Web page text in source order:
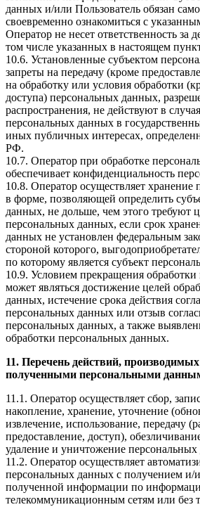
данных и/или Пользователь обязан
своевременно ознакомиться с
Оператор не несет ответственность за
том числе указанных в настоящем
10.6. Установленные субъектом
запреты на передачу (кроме
на обработку или условия обработки
доступа) персональных данных,
распространения, не действуют в
персональных данных в
иных публичных интересах,
РФ.
10.7. Оператор при обработке
обеспечивает конфиденциальность
10.8. Оператор осуществляет
в форме, позволяющей определить
данных, не дольше, чем этого требуют
персональных данных, если срок
данных не установлен федеральным
стороной которого,
по которому является субъект
10.9. Условием прекращения
может являться достижение целей
данных, истечение срока действия
персональных данных или отзыв
персональных данных, а также
обработки персональных данных.
11. Перечень действий,
полученными персональными
11.1. Оператор осуществляет сбор,
накопление, хранение, уточнение
извлечение, использование, передачу
предоставление, доступ),
удаление и уничтожение
11.2. Оператор осуществляет
персональных данных с получением и/
полученной информации по
телекоммуникационным сетям или без